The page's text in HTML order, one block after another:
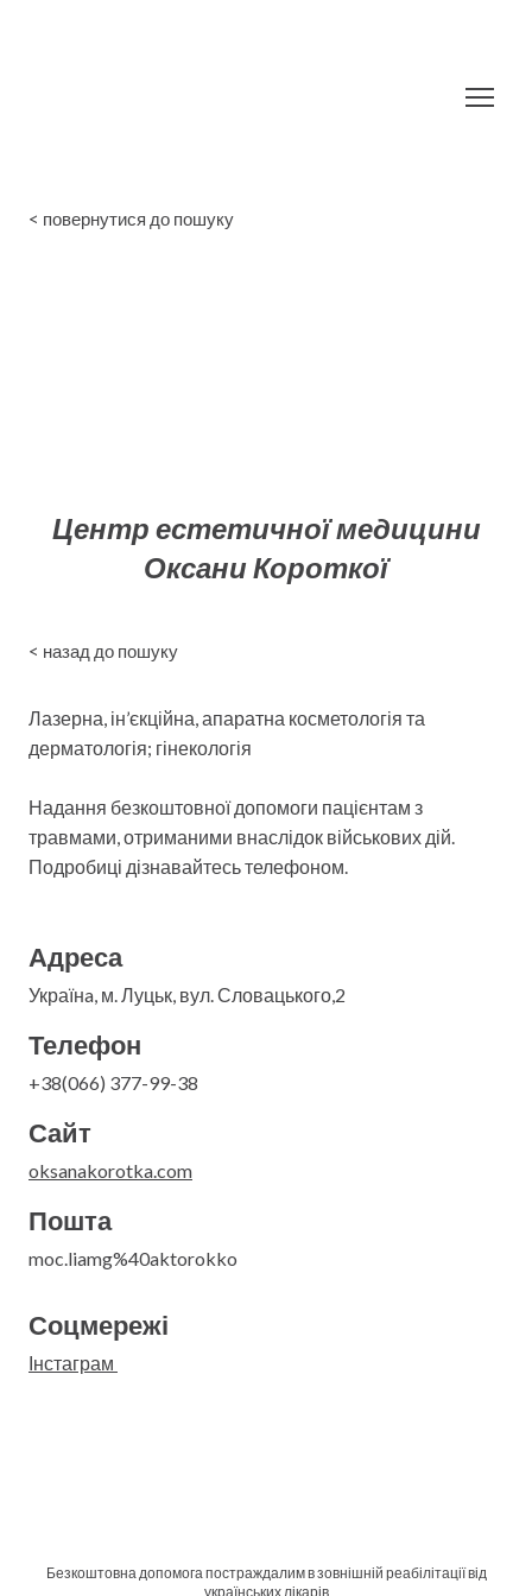
< повернутися до пошуку
Центр естетичної медицини
Оксани Короткої
< назад до пошуку
Лазерна, ін’єкційна, апаратна косметологія та
дерматологія; гінекологія
Надання безкоштовної допомоги пацієнтам з
травмами, отриманими внаслідок військових дій.
Подробиці дізнавайтесь телефоном.
Адреса
Українa, м. Луцьк, вул. Словацького,2
Телефон
+38(066) 377-99-38
Сайт
oksanakorotka.com
Пошта
moc.liamg%40aktorokko
Соцмережі
Інстаграм
Безкоштовна допомога постраждалим в зовнішній реабілітації від
українських лікарів